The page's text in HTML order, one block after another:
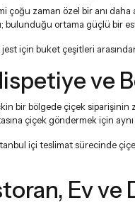
çoğu zaman özel bir anı
bulunduğu ortama güçlü bir
jest için buket çeşitleri
ve
bir bölgede çiçek siparişinin
çiçek göndermek için
içi teslimat sürecinde
Ev ve